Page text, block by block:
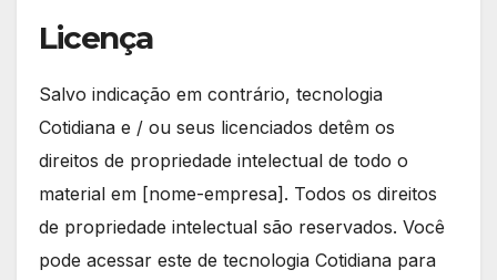
Licença
Salvo indicação em contrário, tecnologia
Cotidiana e / ou seus licenciados detêm os
direitos de propriedade intelectual de todo o
material em [nome-empresa]. Todos os direitos
de propriedade intelectual são reservados. Você
pode acessar este de tecnologia Cotidiana para